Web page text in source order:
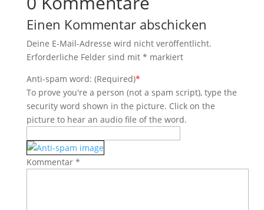
Einen Kommentar abschicken
Deine E-Mail-Adresse wird nicht veröffentlicht.
Erforderliche Felder sind mit * markiert
Anti-spam word: (Required)*
To prove you're a person (not a spam script), type the
security word shown in the picture. Click on the
picture to hear an audio file of the word.
Kommentar *